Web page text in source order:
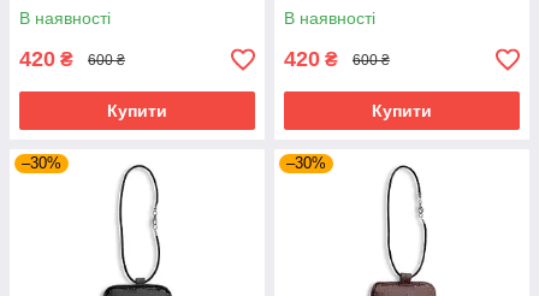
В наявності
420 ₴ 600 ₴
Купити
В наявності
420 ₴ 600 ₴
Купити
–30% –30%